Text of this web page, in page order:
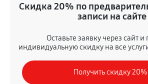
Замена мотор-компрессора
60 минут
Ремонт испарителя холодильника
590 руб 60 минут
Скидка 20% по
записи на сайте
Оставьте заявку через сайт и
индивидуальную скидку на все
Получить скидку 20%